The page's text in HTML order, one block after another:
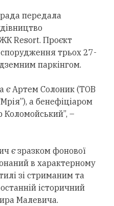
передала
Resort. Проєкт
трьох 27-
паркінгом.
є Артем Солоник (ТОВ
а бенефіціаром
Коломойський”, –
є зразком фонової
в характерному
зі стриманим та
історичний
Малевича.